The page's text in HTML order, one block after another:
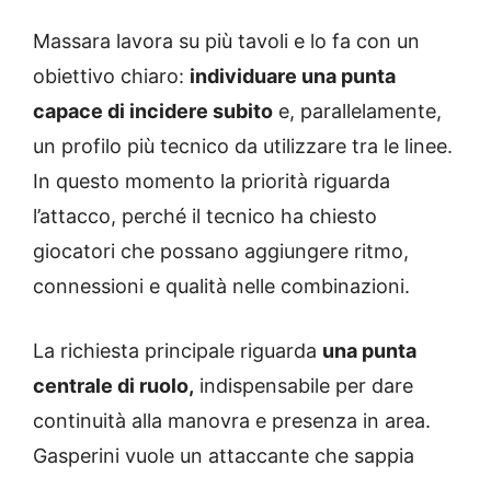
Massara lavora su più tavoli e lo fa con un
obiettivo chiaro: individuare una punta
capace di incidere subito e, parallelamente,
un profilo più tecnico da utilizzare tra le linee.
In questo momento la priorità riguarda
l’attacco, perché il tecnico ha chiesto
giocatori che possano aggiungere ritmo,
connessioni e qualità nelle combinazioni.
La richiesta principale riguarda una punta
centrale di ruolo, indispensabile per dare
continuità alla manovra e presenza in area.
Gasperini vuole un attaccante che sappia